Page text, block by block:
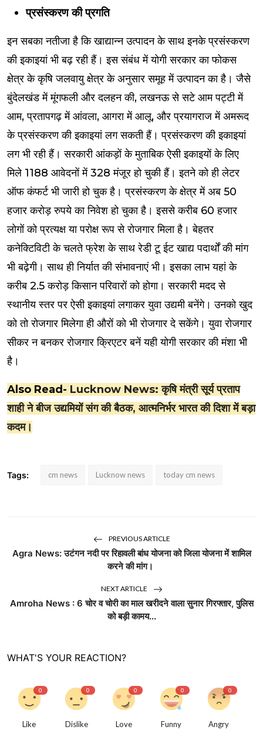
प्रसंस्करण की प्रगति
इन सबका नतीजा है कि खाद्यान्न उत्पादन के साथ इनके प्रसंस्करण
की इकाइयां भी बढ़ रही हैं। इस संबंध में योगी सरकार का फोकस
क्षेत्र के कृषि जलवायु क्षेत्र के अनुसार समूह में उत्पादन का है। जैसे
बुंदेलखंड में मूंगफली और दलहन की, लखनऊ से सटे आम पट्टी में
आम, प्रतापगढ़ में आंवला, आगरा में आलू, और प्रयागराज में अमरूद
के प्रसंस्करण की इकाइयां लग सकती हैं। प्रसंस्करण की इकाइयां
लग भी रही हैं। सरकारी आंकड़ों के मुताबिक ऐसी इकाइयों के लिए
मिले 1188 आवेदनों में 328 मंजूर हो चुकी हैं। इतने को ही लेटर
ऑफ कंफर्ट भी जारी हो चुक है। प्रसंस्करण के क्षेत्र में अब 50
हजार करोड़ रुपये का निवेश हो चुका है। इससे करीब 60 हजार
लोगों को प्रत्यक्ष या परोक्ष रूप से रोजगार मिला है। बेहतर
कनेक्टिविटी के चलते फ्रेश के साथ रेडी टू ईट खाद्य पदार्थों की मांग
भी बढ़ेगी। साथ ही निर्यात की संभावनाएं भी। इसका लाभ यहां के
करीब 2.5 करोड़ किसान परिवारों को होगा। सरकारी मदद से
स्थानीय स्तर पर ऐसी इकाइयां लगाकर युवा उद्यमी बनेंगे। उनको खुद
को तो रोजगार मिलेगा ही औरों को भी रोजगार दे सकेंगे। युवा रोजगार
सीकर न बनकर रोजगार क्रिएटर बनें यही योगी सरकार की मंशा भी
है।
Also Read- Lucknow News: कृषि मंत्री सूर्य प्रताप
शाही ने बीज उद्यमियों संग की बैठक, आत्मनिर्भर भारत की दिशा में बड़ा
कदम।
Tags: cm news Lucknow news today cm news
PREVIOUS ARTICLE
Agra News: उटंगन नदी पर रिहावली बांध योजना को जिला योजना में शामिल
करने की मांग।
NEXT ARTICLE
Amroha News : 6 चोर व चोरी का माल खरीदने वाला सुनार गिरफ्तार, पुलिस
को बड़ी कामय...
WHAT'S YOUR REACTION?
0
Like
0
Dislike
0
Love
0
Funny
0
Angry